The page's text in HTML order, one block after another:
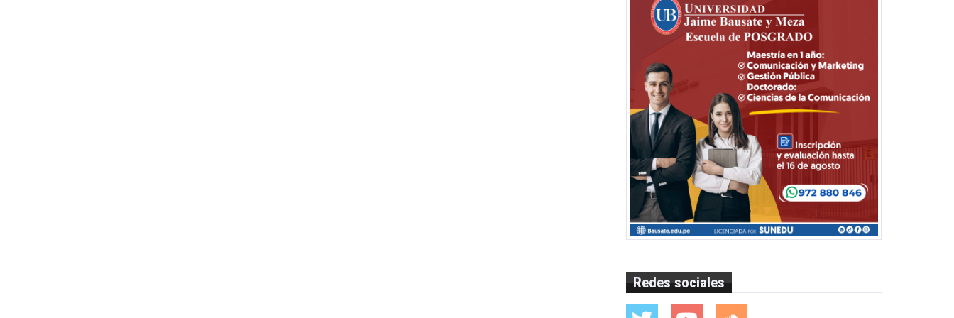
Redes sociales